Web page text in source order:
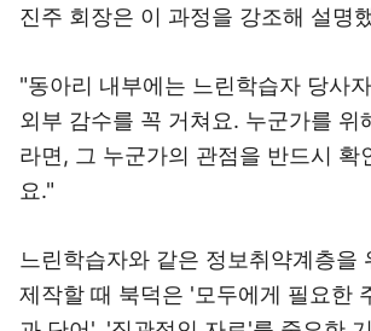
진주 회장은 이 과정을 강조해 설명
"동아리 내부에는 느린학습자 당사
외부 감수를 꼭 거쳐요. 누군가를 위
라면, 그 누군가의 관점을 반드시 확
요."
느린학습자와 같은 정보취약계층을
제작할 때 북덕은 '모두에게 필요한